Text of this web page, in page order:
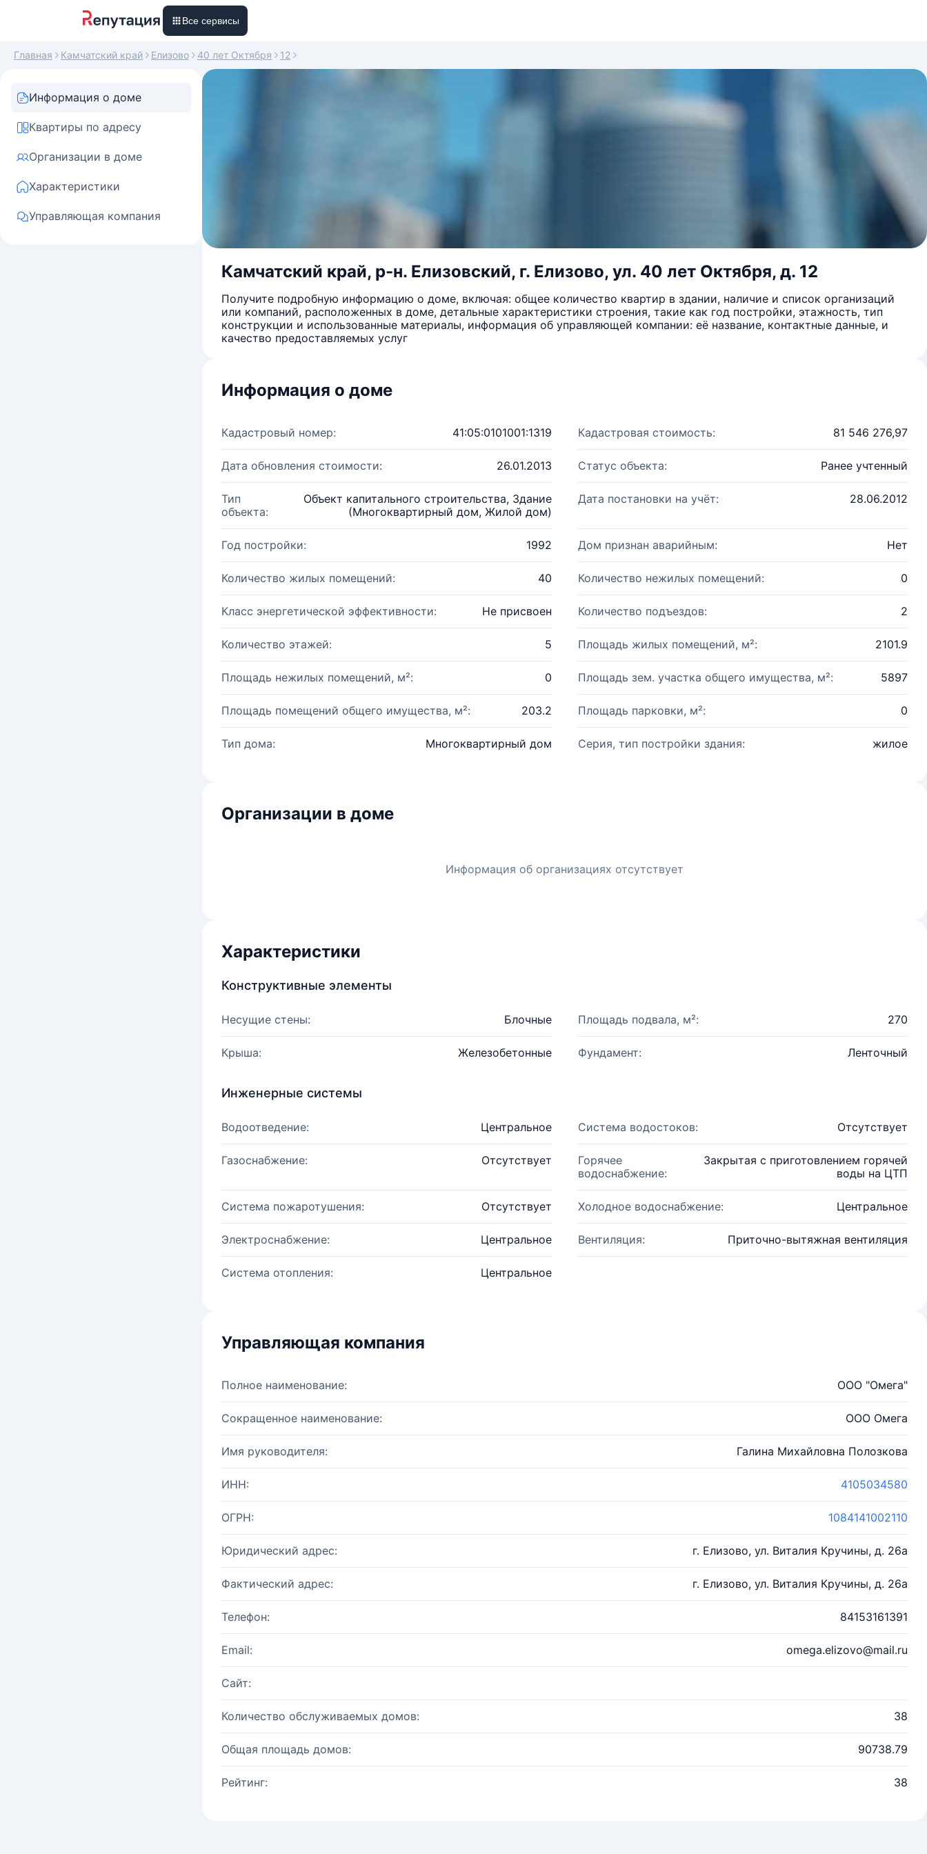
Все сервисы
Главная Камчатский край Елизово 40 лет Октября 12
Информация о доме
Квартиры по адресу
Организации в доме
Характеристики
Управляющая компания
Камчатский край, р-н. Елизовский, г. Елизово, ул. 40 лет Октября, д. 12
Получите подробную информацию о доме, включая: общее количество квартир в здании, наличие и список организаций
или компаний, расположенных в доме, детальные характеристики строения, такие как год постройки, этажность, тип
конструкции и использованные материалы, информация об управляющей компании: её название, контактные данные, и
качество предоставляемых услуг
Информация о доме
Кадастровый номер: 41:05:0101001:1319 Кадастровая стоимость: 81 546 276,97
Дата обновления стоимости: 26.01.2013 Статус объекта: Ранее учтенный
Тип
объекта:
Объект капитального строительства, Здание
(Многоквартирный дом, Жилой дом)
Дата постановки на учёт: 28.06.2012
Год постройки: 1992 Дом признан аварийным: Нет
Количество жилых помещений: 40 Количество нежилых помещений: 0
Класс энергетической эффективности: Не присвоен Количество подъездов: 2
Количество этажей: 5 Площадь жилых помещений, м²: 2101.9
Площадь нежилых помещений, м²: 0 Площадь зем. участка общего имущества, м²: 5897
Площадь помещений общего имущества, м²: 203.2 Площадь парковки, м²: 0
Тип дома: Многоквартирный дом Серия, тип постройки здания: жилое
Организации в доме
Информация об организациях отсутствует
Характеристики
Конструктивные элементы
Несущие стены: Блочные Площадь подвала, м²: 270
Крыша: Железобетонные Фундамент: Ленточный
Инженерные системы
Водоотведение: Центральное Система водостоков: Отсутствует
Газоснабжение: Отсутствует
Горячее
водоснабжение:
Закрытая с приготовлением горячей
воды на ЦТП
Система пожаротушения: Отсутствует Холодное водоснабжение: Центральное
Электроснабжение: Центральное Вентиляция: Приточно-вытяжная вентиляция
Система отопления: Центральное
Управляющая компания
Полное наименование: ООО "Омега"
Сокращенное наименование: ООО Омега
Имя руководителя: Галина Михайловна Полозкова
ИНН: 4105034580
ОГРН: 1084141002110
Юридический адрес: г. Елизово, ул. Виталия Кручины, д. 26а
Фактический адрес: г. Елизово, ул. Виталия Кручины, д. 26а
Телефон: 84153161391
Email: omega.elizovo@mail.ru
Сайт:
Количество обслуживаемых домов: 38
Общая площадь домов: 90738.79
Рейтинг: 38